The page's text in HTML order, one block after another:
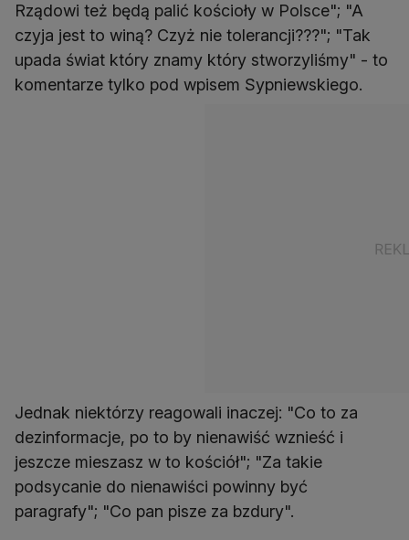
Rządowi też będą palić kościoły w Polsce"; "A
czyja jest to winą? Czyż nie tolerancji???"; "Tak
upada świat który znamy który stworzyliśmy" - to
komentarze tylko pod wpisem Sypniewskiego.
Jednak niektórzy reagowali inaczej: "Co to za
dezinformacje, po to by nienawiść wznieść i
jeszcze mieszasz w to kościół"; "Za takie
podsycanie do nienawiści powinny być
paragrafy"; "Co pan pisze za bzdury".